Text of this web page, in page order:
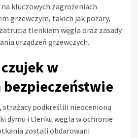
na kluczowych zagrożeniach
grzewczym, takich jak pożary,
tlenkiem węgla oraz zasady
urządzeń grzewczych.
w
strażacy podkreślili nieocenioną
dymu i tlenku węgla w ochronie
zostali obdarowani